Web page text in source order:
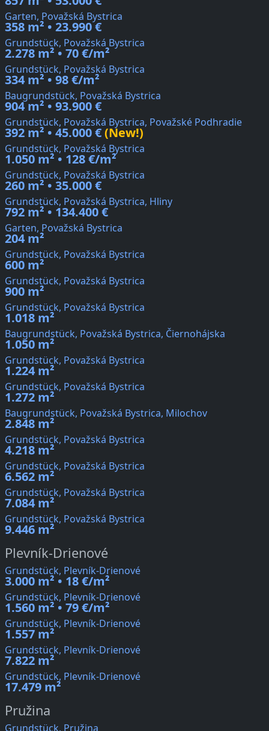
Garten, Považská Bystrica
358 m² • 23.990 €
Grundstück, Považská Bystrica
2.278 m² • 70 €/m²
Grundstück, Považská Bystrica
334 m² • 98 €/m²
Baugrundstück, Považská Bystrica
904 m² • 93.900 €
Grundstück, Považská Bystrica, Považské Podhradie
392 m² • 45.000 €(New!)
Grundstück, Považská Bystrica
1.050 m² • 128 €/m²
Grundstück, Považská Bystrica
260 m² • 35.000 €
Grundstück, Považská Bystrica, Hliny
792 m² • 134.400 €
Garten, Považská Bystrica
204 m²
Grundstück, Považská Bystrica
600 m²
Grundstück, Považská Bystrica
900 m²
Grundstück, Považská Bystrica
1.018 m²
Baugrundstück, Považská Bystrica, Čiernohájska
1.050 m²
Grundstück, Považská Bystrica
1.224 m²
Grundstück, Považská Bystrica
1.272 m²
Baugrundstück, Považská Bystrica, Milochov
2.848 m²
Grundstück, Považská Bystrica
4.218 m²
Grundstück, Považská Bystrica
6.562 m²
Grundstück, Považská Bystrica
7.084 m²
Grundstück, Považská Bystrica
9.446 m²
Plevník-Drienové
Grundstück, Plevník-Drienové
3.000 m² • 18 €/m²
Grundstück, Plevník-Drienové
1.560 m² • 79 €/m²
Grundstück, Plevník-Drienové
1.557 m²
Grundstück, Plevník-Drienové
7.822 m²
Grundstück, Plevník-Drienové
17.479 m²
Pružina
Grundstück, Pružina